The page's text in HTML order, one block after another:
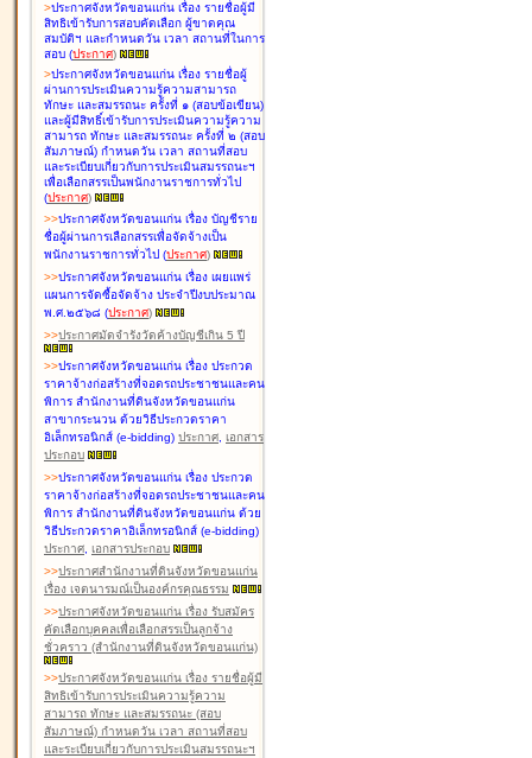
>ประกาศจังหวัดขอนแก่น เรื่อง รายชื่อผู้มี
สิทธิเข้ารับการสอบคัดเลือก ผู้ขาดคุณ
สมบัติฯ และกำหนดวัน เวลา สถานที่ในการ
สอบ (ประกาศ)
>ประกาศจังหวัดขอนแก่น เรื่อง รายชื่อผู้
ผ่านการประเมินความรู้ความสามารถ
ทักษะ และสมรรถนะ ครั้งที่ ๑ (สอบข้อเขียน)
และผู้มีสิทธิ์เข้ารับการประเมินความรู้ความ
สามารถ ทักษะ และสมรรถนะ ครั้งที่ ๒ (สอบ
สัมภาษณ์) กำหนดวัน เวลา สถานที่สอบ
และระเบียบเกี่ยวกับการประเมินสมรรถนะฯ
เพื่อเลือกสรรเป็นพนักงานราชการทั่วไป
(ประกาศ)
>>ประกาศจังหวัดขอนแก่น เรื่อง บัญชีราย
ชื่อผู้ผ่านการเลือกสรรเพื่อจัดจ้างเป็น
พนักงานราชการทั่วไป (ประกาศ)
>>ประกาศจังหวัดขอนแก่น เรื่อง เผยแพร่
แผนการจัดซื้อจัดจ้าง ประจำปีงบประมาณ
พ.ศ.๒๕๖๘ (ประกาศ)
>>ประกาศมัดจำรังวัดค้างบัญชีเกิน 5 ปี
>>ประกาศจังหวัดขอนแก่น เรื่อง ประกวด
ราคาจ้างก่อสร้างที่จอดรถประชาชนและคน
พิการ สำนักงานที่ดินจังหวัดขอนแก่น
สาขากระนวน ด้วยวิธีประกวดราคา
อิเล็กทรอนิกส์ (e-bidding) ประกาศ, เอกสาร
ประกอบ
>>ประกาศจังหวัดขอนแก่น เรื่อง ประกวด
ราคาจ้างก่อสร้างที่จอดรถประชาชนและคน
พิการ สำนักงานที่ดินจังหวัดขอนแก่น ด้วย
วิธีประกวดราคาอิเล็กทรอนิกส์ (e-bidding)
ประกาศ, เอกสารประกอบ
>>ประกาศสำนักงานที่ดินจังหวัดขอนแก่น
เรื่อง เจตนารมณ์เป็นองค์กรคุณธรรม
>>ประกาศจังหวัดขอนแก่น เรื่อง รับสมัคร
คัดเลือกบุคคลเพื่อเลือกสรรเป็นลูกจ้าง
ชั่วคราว (สำนักงานที่ดินจังหวัดขอนแก่น)
>>ประกาศจังหวัดขอนแก่น เรื่อง รายชื่อผู้มี
สิทธิเข้ารับการประเมินความรู้ความ
สามารถ ทักษะ และสมรรถนะ (สอบ
สัมภาษณ์) กำหนดวัน เวลา สถานที่สอบ
และระเบียบเกี่ยวกับการประเมินสมรรถนะฯ